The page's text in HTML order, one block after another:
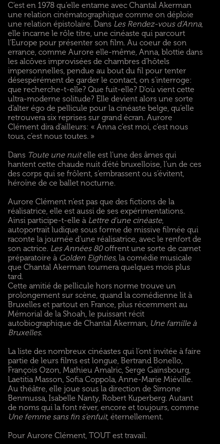
C’est en 1978 qu’elle entame avec Chantal Akerman
une relation cinématographique comme on déploie
une relation épistolaire. Dans Les Rendez-vous d’Anna,
elle incarne le rôle titre, une cinéaste qui parcourt
l’Europe pour présenter son film. Au coeur de son
errance, comme Aurore elle-même, Anna, blottie dans
les alcôves improvisées de chambres d’hôtels
impersonnelles, pendue au bout du fil pour tenter
désespérément de garder le contact, on s’interroge:
que recherche-t-elle? Que fuit-elle? D’où vient cette
ultra-moderne solitude? Elle devient alors une sorte
d’alter égo de pellicule pour la cinéaste belge, qu’elle
retrouvera six reprises sur grand écran. Aurore
Clément dira d’ailleurs: « Anna c’est moi, c’est nous
tous, c’est nous toutes. »
Dans Toute une nuitelle est l’une des âmes qui
hantent cette chaude nuit d’été bruxelloise, l’un de ces
des corps qui se frôlent, s’embrassent ou s’évitent,
héroïne de ce ballet nocturne.
Aurore Clément n’est pas que des fictions de la
réalisatrice, elle est aussi de ses expérimentations.
Ainsi participe-t-elle à Lettre d’une cinéaste,
autoportrait ludique sous forme de missive filmée qui
raconte la journée d’une réalisatrice, avec le renfort de
son actrice. Les Années 80offrent une sorte de carnet
préparatoire à Golden Eighties, la comédie musicale
que Chantal Akerman tournera quelques mois plus
tard.
Cette amitié de pellicule hors norme trouve un
prolongement sur scène, quand la comédienne lit à
Bruxelles et partout en France, plus récemment au
Mémorial de la Shoah, le puissant récit
autobiographique de Chantal Akerman, Une famille à
Bruxelles.
La liste des nombreux cinéastes qui l’ont invitée à faire
partie de leurs films est longue, Bertrand Bonello,
François Ozon, Mathieu Amalric, Serge Gainsbourg,
Laetitia Masson, Sofia Coppola, Anne-Marie Miéville.
Au théâtre, elle joue sous la direction de Simone
Benmussa, Isabelle Nanty, Robert Kuperberg. Autant
de noms qui la font rêver, encore et toujours, comme
Une femme sans fin s’enfuit, éternellement.
Pour Aurore Clément, TOUT est travail.